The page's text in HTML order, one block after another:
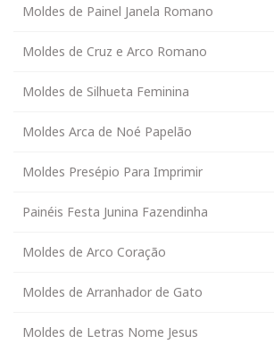
Moldes de Painel Janela Romano
Moldes de Cruz e Arco Romano
Moldes de Silhueta Feminina
Moldes Arca de Noé Papelão
Moldes Presépio Para Imprimir
Painéis Festa Junina Fazendinha
Moldes de Arco Coração
Moldes de Arranhador de Gato
Moldes de Letras Nome Jesus